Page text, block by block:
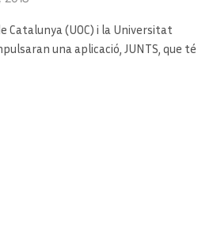
Catalunya (UOC) i la Universitat
una aplicació, JUNTS, que té